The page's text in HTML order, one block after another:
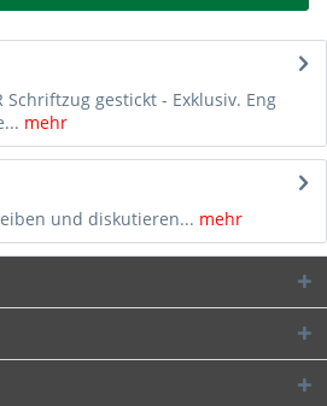
Schriftzug gestickt - Exklusiv. Eng
mehr
und diskutieren... mehr